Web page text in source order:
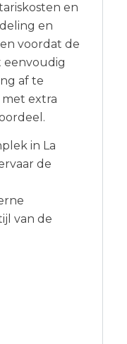
en
en
voordat de
eenvoudig
af te
extra
in La
de
van de